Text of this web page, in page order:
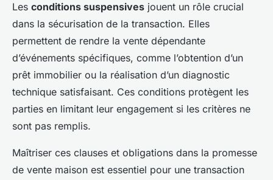
Les conditions suspensives jouent un rôle crucial
dans la sécurisation de la transaction. Elles
permettent de rendre la vente dépendante
d’événements spécifiques, comme l’obtention d’un
prêt immobilier ou la réalisation d’un diagnostic
technique satisfaisant. Ces conditions protègent les
parties en limitant leur engagement si les critères ne
sont pas remplis.
Maîtriser ces clauses et obligations dans la promesse
de vente maison est essentiel pour une transaction